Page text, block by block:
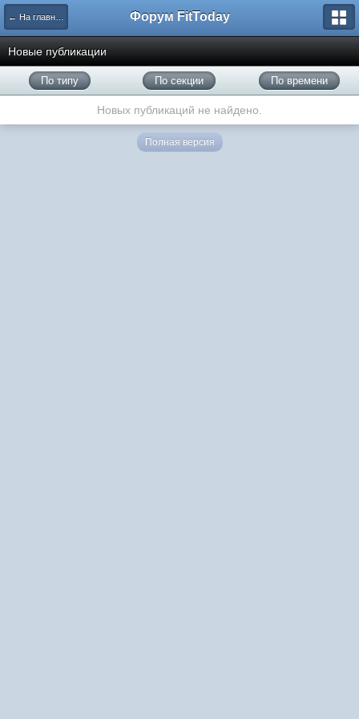
← На главную Форум FitToday
Новые публикации
По типу По секции По времени
Новых публикаций не найдено.
Полная версия